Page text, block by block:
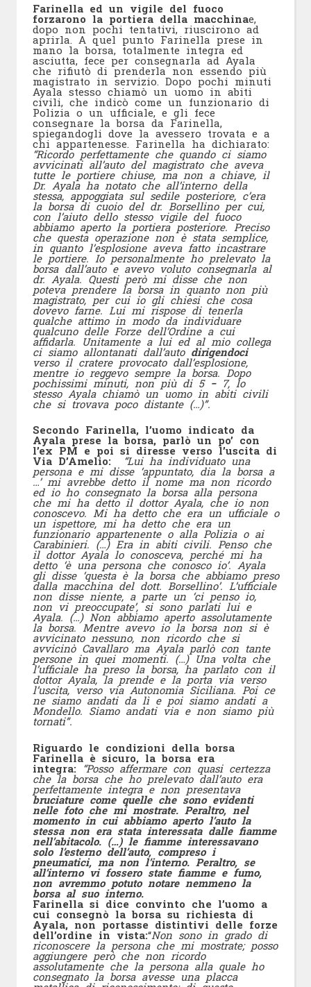
Farinella ed un vigile del fuoco
forzarono la portiera della macchinae,
dopo non pochi tentativi, riuscirono ad
aprirla. A quel punto Farinella prese in
mano la borsa, totalmente integra ed
asciutta, fece per consegnarla ad Ayala
che rifiutò di prenderla non essendo più
magistrato in servizio. Dopo pochi minuti
Ayala stesso chiamò un uomo in abiti
civili, che indicò come un funzionario di
Polizia o un ufficiale, e gli fece
consegnare la borsa da Farinella,
spiegandogli dove la avessero trovata e a
chi appartenesse. Farinella ha dichiarato:
“Ricordo perfettamente che quando ci siamo
avvicinati all’auto del magistrato che aveva
tutte le portiere chiuse, ma non a chiave, il
Dr. Ayala ha notato che all’interno della
stessa, appoggiata sul sedile posteriore, c’era
la borsa di cuoio del dr. Borsellino per cui,
con l’aiuto dello stesso vigile del fuoco
abbiamo aperto la portiera posteriore. Preciso
che questa operazione non è stata semplice,
in quanto l’esplosione aveva fatto incastrare
le portiere. Io personalmente ho prelevato la
borsa dall’auto e avevo voluto consegnarla al
dr. Ayala. Questi però mi disse che non
poteva prendere la borsa in quanto non più
magistrato, per cui io gli chiesi che cosa
dovevo farne. Lui mi rispose di tenerla
qualche attimo in modo da individuare
qualcuno delle Forze dell’Ordine a cui
affidarla. Unitamente a lui ed al mio collega
ci siamo allontanati dall’auto dirigendoci
verso il cratere provocato dall’esplosione,
mentre io reggevo sempre la borsa. Dopo
pochissimi minuti, non più di 5 − 7, lo
stesso Ayala chiamò un uomo in abiti civili
che si trovava poco distante (…)”.
Secondo Farinella, l’uomo indicato da
Ayala prese la borsa, parlò un po’ con
l’ex PM e poi si diresse verso l’uscita di
Via D’Amelio: “Lui ha individuato una
persona e mi disse ‘appuntato, dia la borsa a
…’ mi avrebbe detto il nome ma non ricordo
ed io ho consegnato la borsa alla persona
che mi ha detto il dottor Ayala, che io non
conoscevo. Mi ha detto che era un ufficiale o
un ispettore, mi ha detto che era un
funzionario appartenente o alla Polizia o ai
Carabinieri. (…) Era in abiti civili. Penso che
il dottor Ayala lo conosceva, perché mi ha
detto ‘è una persona che conosco io’. Ayala
gli disse ‘questa è la borsa che abbiamo preso
dalla macchina del dott. Borsellino’. L’ufficiale
non disse niente, a parte un ‘ci penso io,
non vi preoccupate’, si sono parlati lui e
Ayala. (…) Non abbiamo aperto assolutamente
la borsa. Mentre avevo io la borsa non si è
avvicinato nessuno, non ricordo che si
avvicinò Cavallaro ma Ayala parlò con tante
persone in quei momenti. (…) Una volta che
l’ufficiale ha preso la borsa, ha parlato con il
dottor Ayala, la prende e la porta via verso
l’uscita, verso via Autonomia Siciliana. Poi ce
ne siamo andati da lì e poi siamo andati a
Mondello. Siamo andati via e non siamo più
tornati”.
Riguardo le condizioni della borsa
Farinella è sicuro, la borsa era
integra: “Posso affermare con quasi certezza
che la borsa che ho prelevato dall’auto era
perfettamente integra e non presentava
bruciature come quelle che sono evidenti
nelle foto che mi mostrate. Peraltro, nel
momento in cui abbiamo aperto l’auto la
stessa non era stata interessata dalle fiamme
nell’abitacolo. (…) le fiamme interessavano
solo l’esterno dell’auto, compreso i
pneumatici, ma non l’interno. Peraltro, se
all’interno vi fossero state fiamme e fumo,
non avremmo potuto notare nemmeno la
borsa al suo interno.
Farinella si dice convinto che l’uomo a
cui consegnò la borsa su richiesta di
Ayala, non portasse distintivi delle forze
dell’ordine in vista:“Non sono in grado di
riconoscere la persona che mi mostrate; posso
aggiungere però che non ricordo
assolutamente che la persona alla quale ho
consegnato la borsa avesse una placca